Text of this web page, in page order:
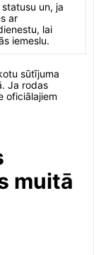
un, ja
ar
lai
iemeslu.
sūtījuma
Ja rodas
oficiālajiem
muitā